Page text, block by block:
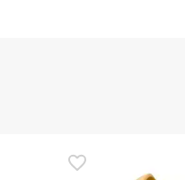
para este produto,
disso, se desejares,